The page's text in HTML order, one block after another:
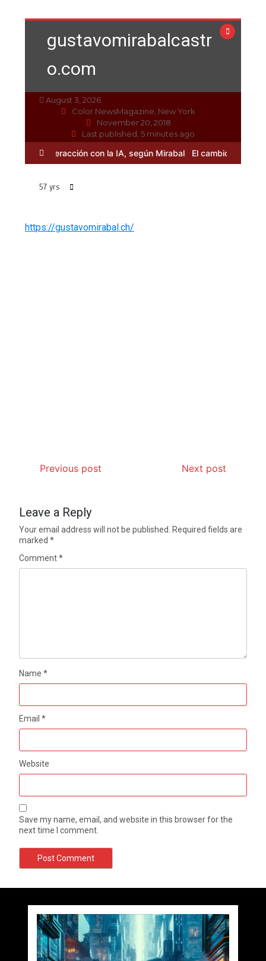
https://gustavomirabal.ch/
Previous post Next post
Leave a Reply
Your email address will not be published. Required fields are
marked*
Comment*
Name*
Email*
Website
Save my name, email, and website in this browser for the
next time I comment.